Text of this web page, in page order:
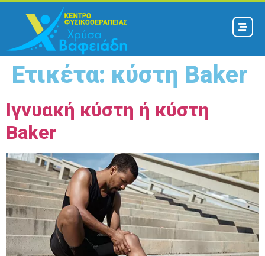
Ετικέτα: κύστη Baker
Ιγνυακή κύστη ή κύστη
Baker